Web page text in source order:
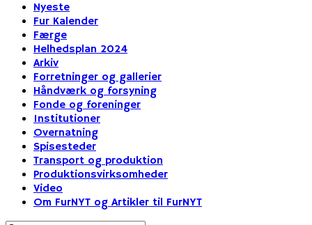
Nyeste
Fur Kalender
Færge
Helhedsplan 2024
Arkiv
Forretninger og gallerier
Håndværk og forsyning
Fonde og foreninger
Institutioner
Overnatning
Spisesteder
Transport og produktion
Produktionsvirksomheder
Video
Om FurNYT og Artikler til FurNYT